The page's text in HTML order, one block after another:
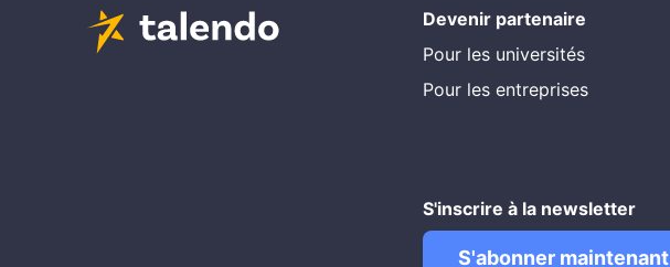
Devenir partenaire
Pour les universités
Pour les entreprises
S'inscrire à la newsletter
S'abonner maintenant